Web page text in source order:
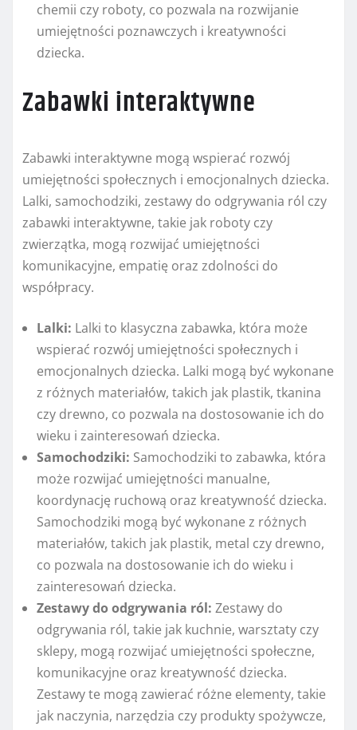
chemii czy roboty, co pozwala na rozwijanie
umiejętności poznawczych i kreatywności
dziecka.
Zabawki interaktywne
Zabawki interaktywne mogą wspierać rozwój
umiejętności społecznych i emocjonalnych dziecka.
Lalki, samochodziki, zestawy do odgrywania ról czy
zabawki interaktywne, takie jak roboty czy
zwierzątka, mogą rozwijać umiejętności
komunikacyjne, empatię oraz zdolności do
współpracy.
Lalki: Lalki to klasyczna zabawka, która może
wspierać rozwój umiejętności społecznych i
emocjonalnych dziecka. Lalki mogą być wykonane
z różnych materiałów, takich jak plastik, tkanina
czy drewno, co pozwala na dostosowanie ich do
wieku i zainteresowań dziecka.
Samochodziki: Samochodziki to zabawka, która
może rozwijać umiejętności manualne,
koordynację ruchową oraz kreatywność dziecka.
Samochodziki mogą być wykonane z różnych
materiałów, takich jak plastik, metal czy drewno,
co pozwala na dostosowanie ich do wieku i
zainteresowań dziecka.
Zestawy do odgrywania ról: Zestawy do
odgrywania ról, takie jak kuchnie, warsztaty czy
sklepy, mogą rozwijać umiejętności społeczne,
komunikacyjne oraz kreatywność dziecka.
Zestawy te mogą zawierać różne elementy, takie
jak naczynia, narzędzia czy produkty spożywcze,